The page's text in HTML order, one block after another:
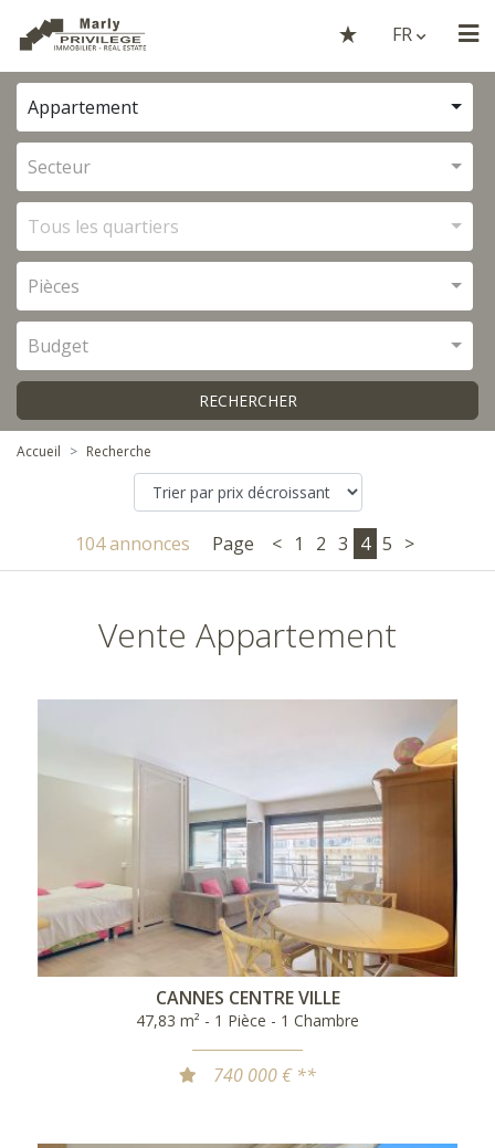
FR
Appartement
Secteur
Tous les quartiers
Pièces
Budget
RECHERCHER
Accueil Recherche
104 annonces Page < 1 2 3 4 5 >
Vente Appartement
CANNES CENTRE VILLE
47,83 m² - 1 Pièce - 1 Chambre
740 000 € **